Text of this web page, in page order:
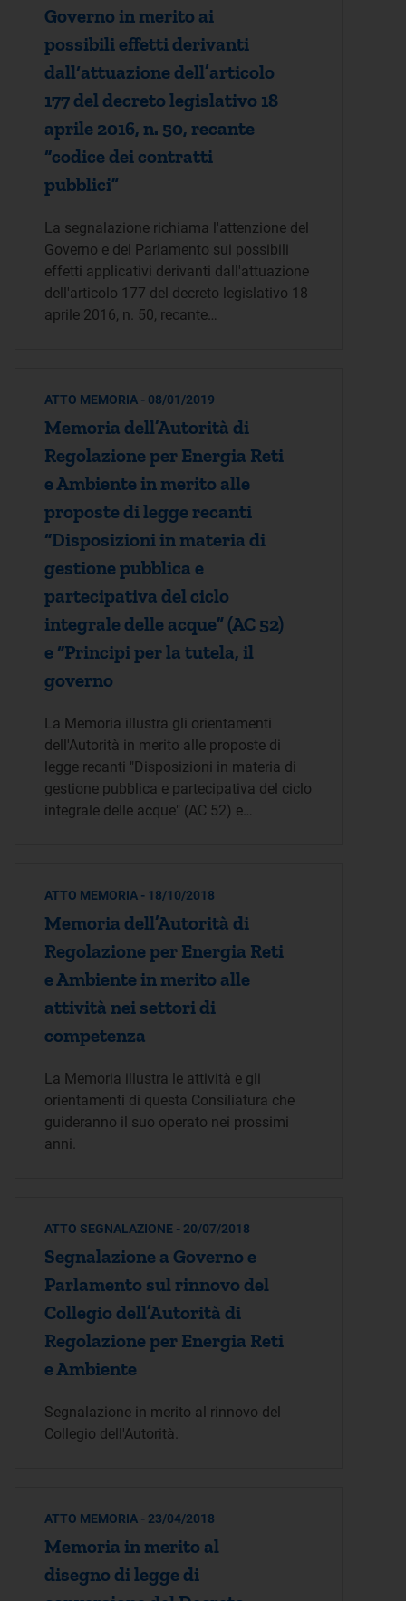
Governo in merito ai
possibili effetti derivanti
dall‘attuazione dell’articolo
177 del decreto legislativo 18
aprile 2016, n. 50, recante
“codice dei contratti
pubblici”
La segnalazione richiama l'attenzione del
Governo e del Parlamento sui possibili
effetti applicativi derivanti dall'attuazione
dell'articolo 177 del decreto legislativo 18
aprile 2016, n. 50, recante…
ATTO MEMORIA - 08/01/2019
Memoria dell’Autorità di
Regolazione per Energia Reti
e Ambiente in merito alle
proposte di legge recanti
“Disposizioni in materia di
gestione pubblica e
partecipativa del ciclo
integrale delle acque” (AC 52)
e “Principi per la tutela, il
governo
La Memoria illustra gli orientamenti
dell'Autorità in merito alle proposte di
legge recanti "Disposizioni in materia di
gestione pubblica e partecipativa del ciclo
integrale delle acque" (AC 52) e…
ATTO MEMORIA - 18/10/2018
Memoria dell’Autorità di
Regolazione per Energia Reti
e Ambiente in merito alle
attività nei settori di
competenza
La Memoria illustra le attività e gli
orientamenti di questa Consiliatura che
guideranno il suo operato nei prossimi
anni.
ATTO SEGNALAZIONE - 20/07/2018
Segnalazione a Governo e
Parlamento sul rinnovo del
Collegio dell’Autorità di
Regolazione per Energia Reti
e Ambiente
Segnalazione in merito al rinnovo del
Collegio dell'Autorità.
ATTO MEMORIA - 23/04/2018
Memoria in merito al
disegno di legge di